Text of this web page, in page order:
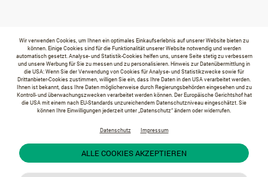
Wir verwenden Cookies, um Ihnen ein optimales Einkaufserlebnis auf unserer Website bieten zu
können. Einige Cookies sind für die Funktionalität unserer Website notwendig und werden
automatisch gesetzt. Analyse- und Statistik-Cookies helfen uns, unsere Seite stetig zu verbessern
und unsere Werbung für Sie zu messen und zu personalisieren. Hinweis zur Datenübermittlung in
die USA: Wenn Sie der Verwendung von Cookies für Analyse- und Statistikzwecke sowie für
Drittanbieter-Cookies zustimmen, willigen Sie ein, dass Ihre Daten in den USA verarbeitet werden.
Ihnen ist bekannt, dass Ihre Daten möglicherweise durch Regierungsbehörden eingesehen und zu
Kontroll- und überwachungszwecken verarbeitet werden können. Der Europäische Gerichtshof hat
die USA mit einem nach EU-Standards unzureichendem Datenschutzniveau eingeschätzt. Sie
können Ihre Einwilligungen jederzeit unter „Datenschutz“ ändern oder widerrufen.
Datenschutz Impressum
ALLE COOKIES AKZEPTIEREN